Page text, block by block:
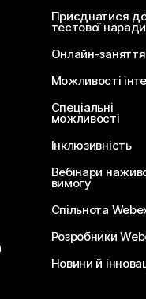
Приєднатися
тестової наради
Онлайн-заняття
Можливості
Спеціальні
можливості
Інклюзивність
Вебінари
вимогу
Спільнота
Розробники
Новини й